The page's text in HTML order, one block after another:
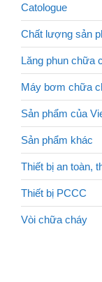
Catologue
Chất lượng sản
Lăng phun chữa
Máy bơm chữa
Sản phẩm của
Sản phẩm khác
Thiết bị an toàn,
Thiết bị PCCC
Vòi chữa cháy